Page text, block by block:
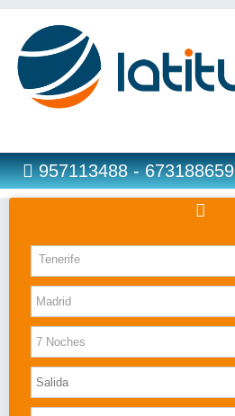
957113488 - 673188659
Hoteles
Costas
Islas
Caribe
Bahia Principe
Tenerife